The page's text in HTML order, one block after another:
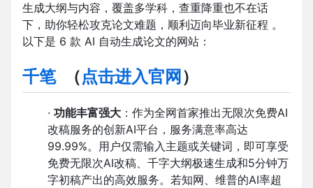
生成大纲与内容，覆盖多学科，查重降重也不在话
下，助你轻松攻克论文难题，顺利迈向毕业新征程 。
以下是 6 款 AI 自动生成论文的网站：
千笔（点击进入官网 ）
· 功能丰富强大 ：作为全网首家推出无限次免费AI
改稿服务的创新AI平台，服务满意率高达
99.99%。用户仅需输入主题或关键词，即可享受
免费无限次AI改稿、千字大纲极速生成和5分钟万
字初稿产出的高效服务。若知网、维普的AI率超